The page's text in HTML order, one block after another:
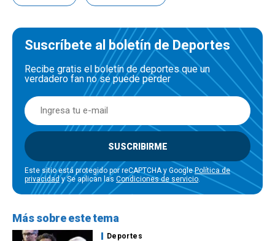
Suscríbete al boletín de Deportes
Recibe gratis el boletín de deportes que un
verdadero fan no se puede perder
SUSCRIBIRME
Este sitio está protegido por reCAPTCHA y GooglePolítica de
privacidady Se aplican las Condiciones de servicio
Más sobre este tema
Deportes